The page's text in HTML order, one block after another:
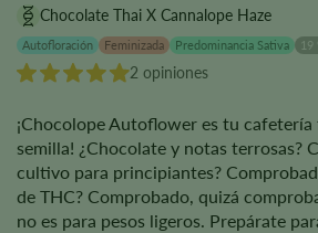
Chocolate Thai X Cannalope Haze
Autofloración Feminizada Predominancia Sativa 19
2 opiniones
¡Chocolope Autoflower es tu
semilla! ¿Chocolate y notas terrosas?
cultivo para principiantes?
de THC? Comprobado, quizá
no es para pesos ligeros. Prepárate